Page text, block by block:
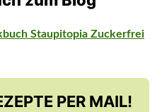
PER MAIL!